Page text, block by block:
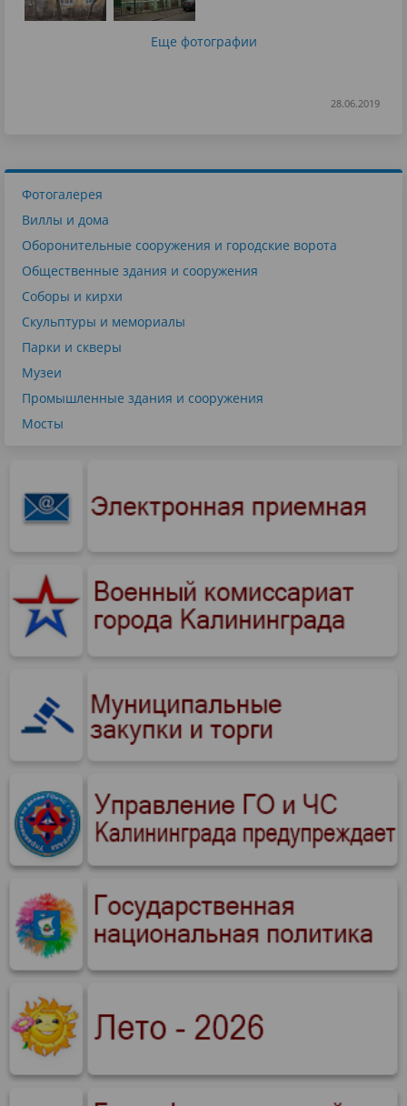
Еще фотографии
28.06.2019
Фотогалерея
Виллы и дома
Оборонительные сооружения и городские ворота
Общественные здания и сооружения
Соборы и кирхи
Скульптуры и мемориалы
Парки и скверы
Музеи
Промышленные здания и сооружения
Мосты